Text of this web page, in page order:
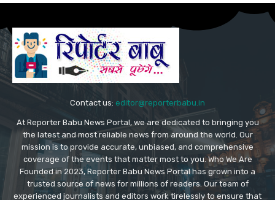
Contact us: editor@reporterbabu.in
At Reporter Babu News Portal, we are dedicated to bringing you
the latest and most reliable news from around the world. Our
mission is to provide accurate, unbiased, and comprehensive
coverage of the events that matter most to you. Who We Are
Founded in 2023, Reporter Babu News Portal has grown into a
trusted source of news for millions of readers. Our team of
experienced journalists and editors work tirelessly to ensure that